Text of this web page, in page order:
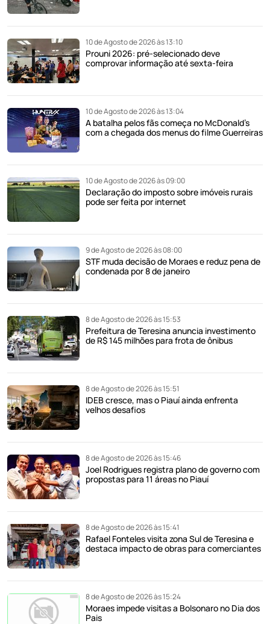
10 de Agosto de 2026 às 13:10
Prouni 2026: pré-selecionado deve
comprovar informação até sexta-feira
10 de Agosto de 2026 às 13:04
A batalha pelos fãs começa no McDonald’s
com a chegada dos menus do filme Guerreiras
10 de Agosto de 2026 às 09:00
Declaração do imposto sobre imóveis rurais
pode ser feita por internet
9 de Agosto de 2026 às 08:00
STF muda decisão de Moraes e reduz pena de
condenada por 8 de janeiro
8 de Agosto de 2026 às 15:53
Prefeitura de Teresina anuncia investimento
de R$ 145 milhões para frota de ônibus
8 de Agosto de 2026 às 15:51
IDEB cresce, mas o Piauí ainda enfrenta
velhos desafios
8 de Agosto de 2026 às 15:46
Joel Rodrigues registra plano de governo com
propostas para 11 áreas no Piauí
8 de Agosto de 2026 às 15:41
Rafael Fonteles visita zona Sul de Teresina e
destaca impacto de obras para comerciantes
8 de Agosto de 2026 às 15:24
Moraes impede visitas a Bolsonaro no Dia dos
Pais